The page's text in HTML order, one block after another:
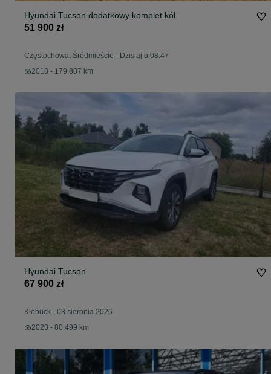
Hyundai Tucson dodatkowy komplet kół.
51 900 zł
Częstochowa, Śródmieście - Dzisiaj o 08:47
2018 - 179 807 km
Hyundai Tucson
67 900 zł
Kłobuck - 03 sierpnia 2026
2023 - 80 499 km